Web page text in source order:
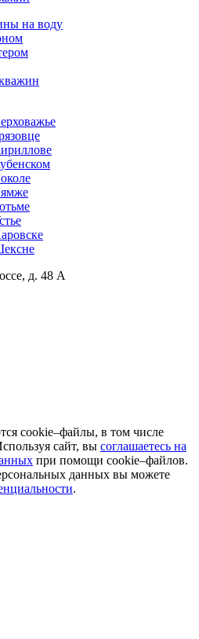
на воду
д. 48 А
cookie–файлы, в том числе
сайт, вы соглашаетесь на
при помощи cookie–файлов.
данных вы можете
.